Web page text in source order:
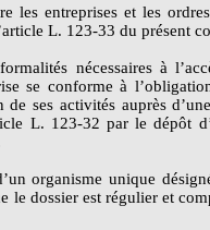
les entreprises et les
L. 123-33 du présent
nécessaires à
se conforme à
ses activités auprès
L. 123-32 par le dépôt
organisme unique
le dossier est régulier et